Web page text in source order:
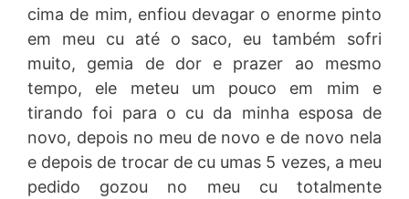
cima de mim, enfiou devagar o enorme pinto
em meu cu até o saco, eu também sofri
muito, gemia de dor e prazer ao mesmo
tempo, ele meteu um pouco em mim e
tirando foi para o cu da minha esposa de
novo, depois no meu de novo e de novo nela
e depois de trocar de cu umas 5 vezes, a meu
pedido gozou no meu cu totalmente